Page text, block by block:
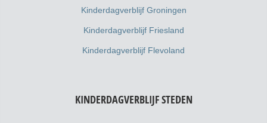
Kinderdagverblijf Groningen
Kinderdagverblijf Friesland
Kinderdagverblijf Flevoland
KINDERDAGVERBLIJF STEDEN